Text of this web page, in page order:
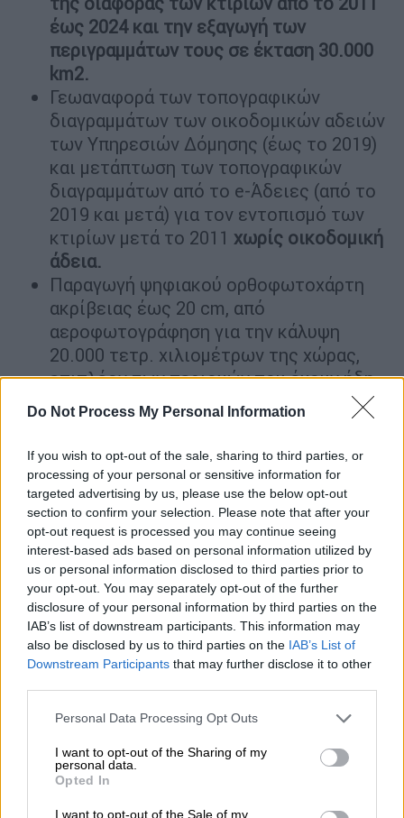
Do Not Process My Personal Information
If you wish to opt-out of the sale, sharing to third parties, or
processing of your personal or sensitive information for
targeted advertising by us, please use the below opt-out
section to confirm your selection. Please note that after your
opt-out request is processed you may continue seeing
interest-based ads based on personal information utilized by
us or personal information disclosed to third parties prior to
your opt-out. You may separately opt-out of the further
disclosure of your personal information by third parties on the
IAB’s list of downstream participants. This information may
also be disclosed by us to third parties on the IAB’s List of
Downstream Participants that may further disclose it to other
Please note that this website/app uses one or more Google
not limited to your visit or usage behaviour. You may click to
grant or deny consent to Google and its third-party tags to
use your data for below specified purposes in below Google
consent section.
Personal Data Processing Opt Outs
I want to opt-out of the Sharing of my
personal data.
Opted In
I want to opt-out of the Sale of my
έως 2024 και την εξαγωγή των
περιγραμμάτων τους σε έκταση 30.000
km2.
Γεωαναφορά των τοπογραφικών
διαγραμμάτων των οικοδομικών αδειών
των Υπηρεσιών Δόμησης (έως το 2019)
και μετάπτωση των τοπογραφικών
διαγραμμάτων από το e-Άδειες (από το
2019 και μετά) για τον εντοπισμό των
κτιρίων μετά το 2011 χωρίς οικοδομική
άδεια.
Παραγωγή ψηφιακού ορθοφωτοχάρτη
ακρίβειας έως 20 cm, από
αεροφωτογράφηση για την κάλυψη
20.000 τετρ. χιλιομέτρων της χώρας,
επιπλέον των περιοχών που έχουν ήδη
καλυφθεί κατά την περίοδο 2022-2024
στο πλαίσιο των έργων Ενιαίος
Ψηφιακός Χάρτης και 3DΜητρώο
Κτιρίων που υλοποιεί το ΤΕΕ,
κατανεμημένων πανελλαδικά στα αστικά
κέντρα χώρας, με έμφαση σε παράλιες
ζώνες και κατά προτεραιότητα σε
περιοχές με αυξημένα προβλήματα
αυθαίρετης δόμησης.
Δημιουργίατρισδιάστατης
ψηφιοποίησης περίπου ενός
εκατομμυρίου κτισμάτων,με
βάσης και κορυφής και τη δημιουργία 3D
μητρώου κτιρίων.
Ανάπτυξη εφαρμογών, εργαλείων και